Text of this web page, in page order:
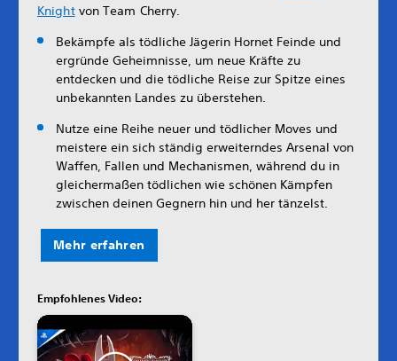
Knightvon Team Cherry.
Bekämpfe als tödliche Jägerin Hornet Feinde und
ergründe Geheimnisse, um neue Kräfte zu
entdecken und die tödliche Reise zur Spitze eines
unbekannten Landes zu überstehen.
Nutze eine Reihe neuer und tödlicher Moves und
meistere ein sich ständig erweiterndes Arsenal von
Waffen, Fallen und Mechanismen, während du in
gleichermaßen tödlichen wie schönen Kämpfen
zwischen deinen Gegnern hin und her tänzelst.
Mehr erfahren
Empfohlenes Video: